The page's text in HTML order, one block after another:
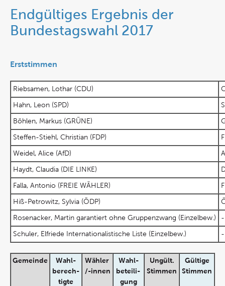
Endgültiges Ergebnis der
Bundestagswahl 2017
Erststimmen
Riebsamen, Lothar (CDU)
Hahn, Leon (SPD)
Böhlen, Markus (GRÜNE)
Steffen-Stiehl, Christian (FDP)
Weidel, Alice (AfD)
Haydt, Claudia (DIE LINKE)
Falla, Antonio (FREIE WÄHLER)
Hiß-Petrowitz, Sylvia (ÖDP)
Rosenacker, Martin garantiert ohne Gruppenzwang (Einzelbew.)
Schuler, Elfriede Internationalistische Liste (Einzelbew.)
Gemeinde
Wahl-
berech-
tigte
Wähler
/-innen
Wahl-
beteili-
gung
Ungült.
Stimmen
Gültige
Stimmen